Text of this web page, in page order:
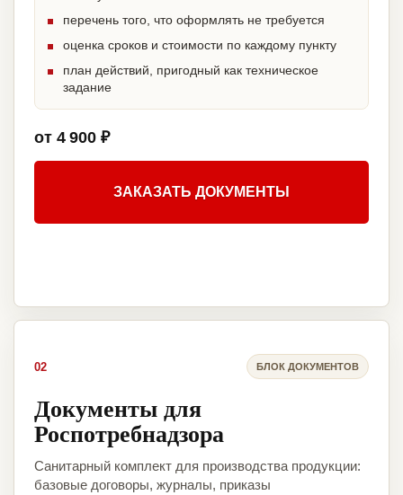
перечень того, что оформлять не требуется
оценка сроков и стоимости по каждому пункту
план действий, пригодный как техническое
задание
от 4 900 ₽
ЗАКАЗАТЬ ДОКУМЕНТЫ
02 БЛОК ДОКУМЕНТОВ
Документы для
Роспотребнадзора
Санитарный комплект для производства продукции:
базовые договоры, журналы, приказы